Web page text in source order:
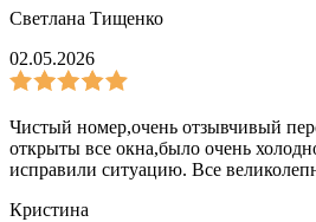
Светлана Тищенко
02.05.2026
Чистый номер,очень отзывчивый
открыты все окна,было очень
исправили ситуацию. Все
Кристина